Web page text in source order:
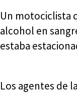
Un motociclista
alcohol en
estaba
Los agentes de